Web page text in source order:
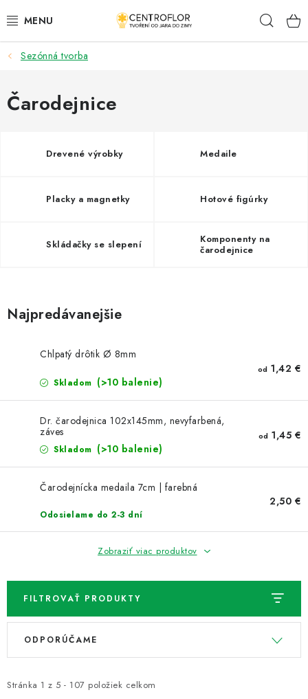
na
SEZÓNNÁ TVORBA
DŘEVENÉ VÝROBKY
VŠETKO PRE TVORENIE
KVETY A LISTY
NOVINKY
Dopravné Kontaktujte nás
O nás - kto sme?
Hodnotenie obchodu
Obchodné podmienky
Podmienky ochrany osobných údajov
Ako získať lepšie ceny?
Moja objednávka
Sezónná tvorba
Čarodejnice
Drevené výrobky Medaile
Placky a magnetky Hotové figúrky
Skládačky se slepení
Komponenty na
čarodejnice
Najpredávanejšie
Chlpatý drôtik Ø 8mm
Skladom (>10 balenie)
od 1,42 €
Dr. čarodejnica 102x145mm, nevyfarbená,
záves
Skladom (>10 balenie)
od 1,45 €
Čarodejnícka medaila 7cm | farebná
Odosielame do 2-3 dní
2,50 €
Zobraziť viac produktov
FILTROVAŤ PRODUKTY
V
i
Stránka 1 z 5 - 107 položiek celkom
R
e
ODPORÚČAME